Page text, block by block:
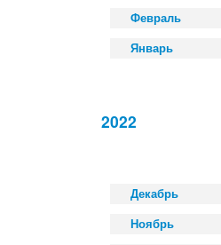
Февраль
Январь
2022
Декабрь
Ноябрь